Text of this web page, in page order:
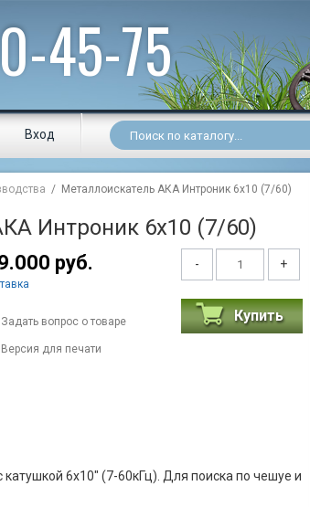
45-75
Вход
/ Металлоискатель АКА Интроник 6х10 (7/60)
Интроник 6х10 (7/60)
руб.
Задать вопрос о товаре
Версия для печати
- +
Купить
6х10" (7-60кГц). Для поиска по чешуе и